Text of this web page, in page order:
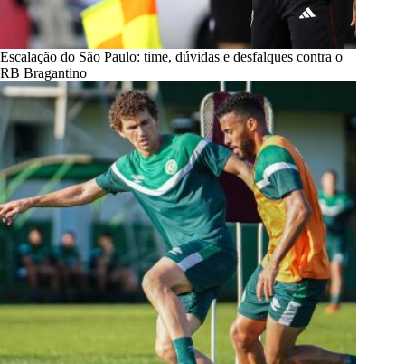
Escalação do São Paulo: time, dúvidas e desfalques contra o
RB Bragantino